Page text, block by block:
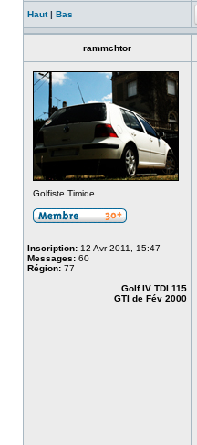
Haut| Bas
rammchtor
Golfiste Timide
Inscription: 12 Avr 2011, 15:47
Messages: 60
Région: 77
Golf IV TDI 115
GTI de Fév 2000